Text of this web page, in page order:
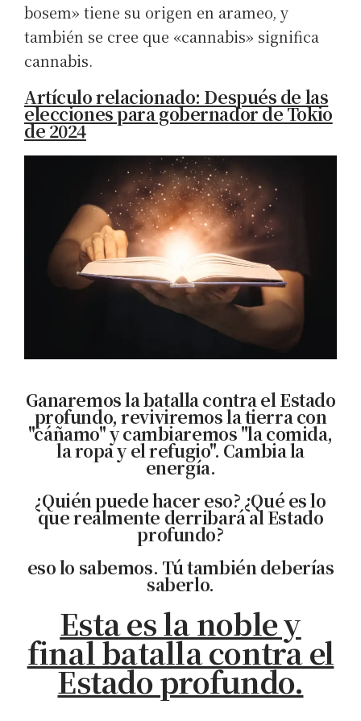
bosem» tiene su origen en arameo, y
también se cree que «cannabis» significa
cannabis.
Artículo relacionado: Después de las
elecciones para gobernador de Tokio
de 2024
Ganaremos la batalla contra el Estado
profundo, reviviremos la tierra con
"cáñamo" y cambiaremos "la comida,
la ropa y el refugio". Cambia la
energía.
¿Quién puede hacer eso? ¿Qué es lo
que realmente derribará al Estado
profundo?
eso lo sabemos. Tú también deberías
saberlo.
Esta es la noble y
final batalla contra el
Estado profundo.